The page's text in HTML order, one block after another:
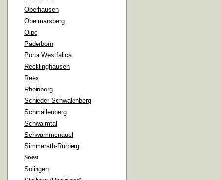
Oberhausen
Obermarsberg
Olpe
Paderborn
Porta Westfalica
Recklinghausen
Rees
Rheinberg
Schieder-Schwalenberg
Schmallenberg
Schwalmtal
Schwammenauel
Simmerath-Rurberg
Soest
Solingen